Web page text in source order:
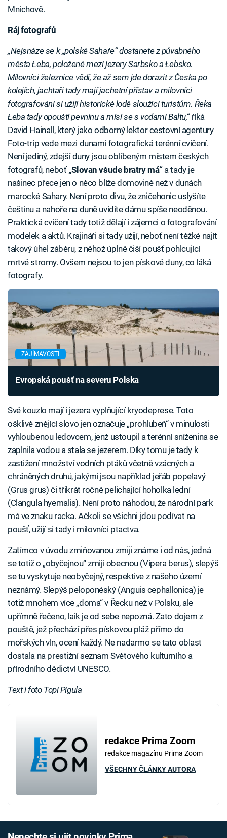
Mnichově.
Ráj fotografů
„Nejsnáze se k „polské Sahaře“ dostanete z půvabného
města Łeba, položené mezi jezery Sarbsko a Łebsko.
Milovníci železnice vědí, že až sem jde dorazit z Česka po
kolejích, jachtaři tady mají jachetní přístav a milovníci
fotografování si užijí historické lodě sloužící turistům. Řeka
Łeba tady opouští pevninu a mísí se s vodami Baltu,“říká
David Hainall, který jako odborný lektor cestovní agentury
Foto-trip vede mezi dunami fotografická terénní cvičení.
Není jediný, zdejší duny jsou oblíbeným místem českých
fotografů, neboť „Slovan všude bratry má“a tady je
našinec přece jen o něco blíže domovině než v dunách
marocké Sahary. Není proto divu, že zničehonic uslyšíte
češtinu a nahoře na duně uvidíte dámu spíše neoděnou.
Praktická cvičení tady totiž dělají i zájemci o fotografování
modelek a aktů. Krajináři si tady užijí, neboť není těžké najít
takový úhel záběru, z něhož úplně čiší poušť pohlcující
mrtvé stromy. Ovšem nejsou to jen pískové duny, co láká
fotografy.
ZAJÍMAVOSTI
Evropská poušť na severu Polska
Své kouzlo mají i jezera vyplňující kryodeprese. Toto
ošklivě znějící slovo jen označuje „prohlubeň“ v minulosti
vyhloubenou ledovcem, jenž ustoupil a terénní sníženina se
zaplnila vodou a stala se jezerem. Díky tomu je tady k
zastižení množství vodních ptáků včetně vzácných a
chráněných druhů, jakými jsou například jeřáb popelavý
(Grus grus) či třikrát ročně pelichající hoholka lední
(Clangula hyemalis). Není proto náhodou, že národní park
má ve znaku racka. Ačkoli se všichni jdou podívat na
poušť, užijí si tady i milovníci ptactva.
Zatímco v úvodu zmiňovanou zmiji známe i od nás, jedná
se totiž o „obyčejnou“ zmiji obecnou (Vipera berus), slepýš
se tu vyskytuje neobyčejný, respektive z našeho území
neznámý. Slepýš peloponéský (Anguis cephallonica) je
totiž mnohem více „doma“ v Řecku než v Polsku, ale
upřímně řečeno, laik je od sebe nepozná. Zato dojem z
pouště, jež přechází přes pískovou pláž přímo do
mořských vln, ocení každý. Ne nadarmo se tato oblast
dostala na prestižní seznam Světového kulturního a
přírodního dědictví UNESCO.
Text i foto Topi Pigula
redakce Prima Zoom
redakce magazínu Prima Zoom
VŠECHNY ČLÁNKY AUTORA